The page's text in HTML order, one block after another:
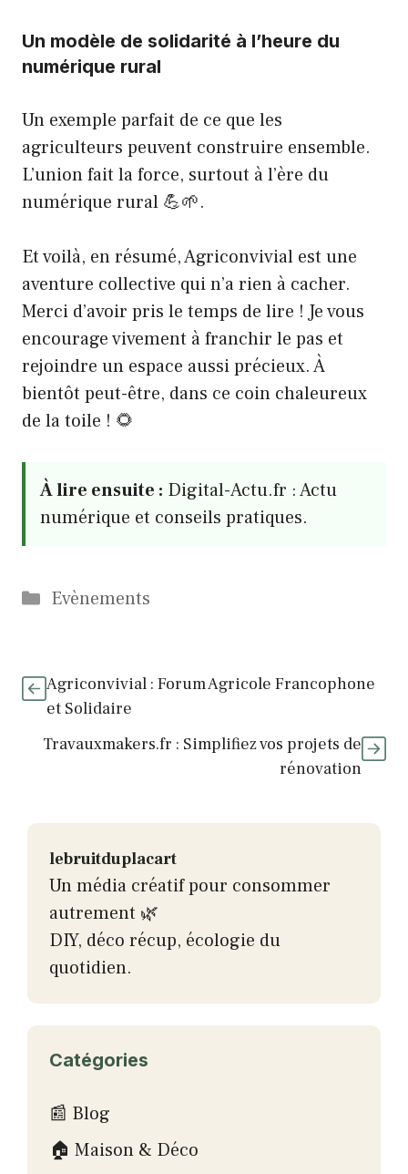
Un modèle de solidarité à l’heure du
numérique rural
Un exemple parfait de ce que les
agriculteurs peuvent construire ensemble.
L’union fait la force, surtout à l’ère du
numérique rural 💪🌱.
Et voilà, en résumé, Agriconvivial est une
aventure collective qui n’a rien à cacher.
Merci d’avoir pris le temps de lire ! Je vous
encourage vivement à franchir le pas et
rejoindre un espace aussi précieux. À
bientôt peut-être, dans ce coin chaleureux
de la toile ! 🌻
À lire ensuite : Digital-Actu.fr : Actu
numérique et conseils pratiques.
Catégories
Evènements
Agriconvivial : Forum Agricole Francophone
et Solidaire
Travauxmakers.fr : Simplifiez vos projets de
rénovation
lebruitduplacart
Un média créatif pour consommer
autrement 🌿
DIY, déco récup, écologie du
quotidien.
Catégories
📰 Blog
🏠 Maison & Déco